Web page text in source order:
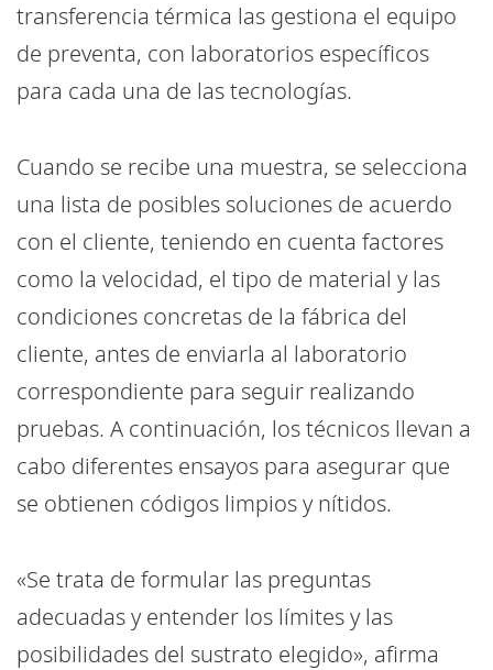
transferencia térmica las gestiona el equipo
de preventa, con laboratorios específicos
para cada una de las tecnologías.
Cuando se recibe una muestra, se selecciona
una lista de posibles soluciones de acuerdo
con el cliente, teniendo en cuenta factores
como la velocidad, el tipo de material y las
condiciones concretas de la fábrica del
cliente, antes de enviarla al laboratorio
correspondiente para seguir realizando
pruebas. A continuación, los técnicos llevan a
cabo diferentes ensayos para asegurar que
se obtienen códigos limpios y nítidos.
«Se trata de formular las preguntas
adecuadas y entender los límites y las
posibilidades del sustrato elegido», afirma